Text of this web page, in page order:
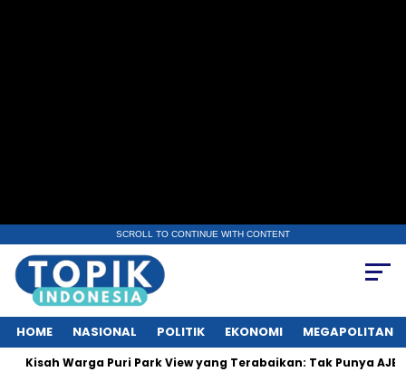
SCROLL TO CONTINUE WITH CONTENT
HOME NASIONAL POLITIK EKONOMI MEGAPOLITAN
Warga Puri Park View yang Terabaikan: Tak Punya AJB, Dapat